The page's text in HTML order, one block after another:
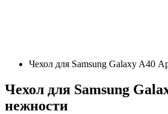
Чехол для Samsung Galaxy A40
Чехол для Samsung
нежности